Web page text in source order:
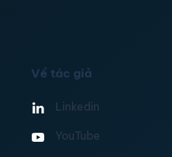
Về tác giả
Linkedin
YouTube